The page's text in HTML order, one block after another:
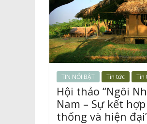
TIN NỔI BẬT Tin tức Tin
Hội thảo “Ngôi
Nam – Sự kết
thống và hiện